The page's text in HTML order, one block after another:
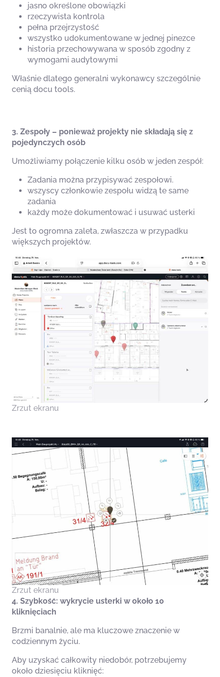
jasno określone obowiązki
rzeczywista kontrola
pełna przejrzystość
wszystko udokumentowane w jednej pinezce
historia przechowywana w sposób zgodny z
wymogami audytowymi
Właśnie dlatego generalni wykonawcy szczególnie
cenią docu tools.
3. Zespoły – ponieważ projekty nie składają się z
pojedynczych osób
Umożliwiamy połączenie kilku osób w jeden zespół:
Zadania można przypisywać zespołowi.
wszyscy członkowie zespołu widzą te same
zadania
każdy może dokumentować i usuwać usterki
Jest to ogromna zaleta, zwłaszcza w przypadku
większych projektów.
Zrzut ekranu
Zrzut ekranu
4. Szybkość: wykrycie usterki w około 10
kliknięciach
Brzmi banalnie, ale ma kluczowe znaczenie w
codziennym życiu.
Aby uzyskać całkowity niedobór, potrzebujemy
około dziesięciu kliknięć: